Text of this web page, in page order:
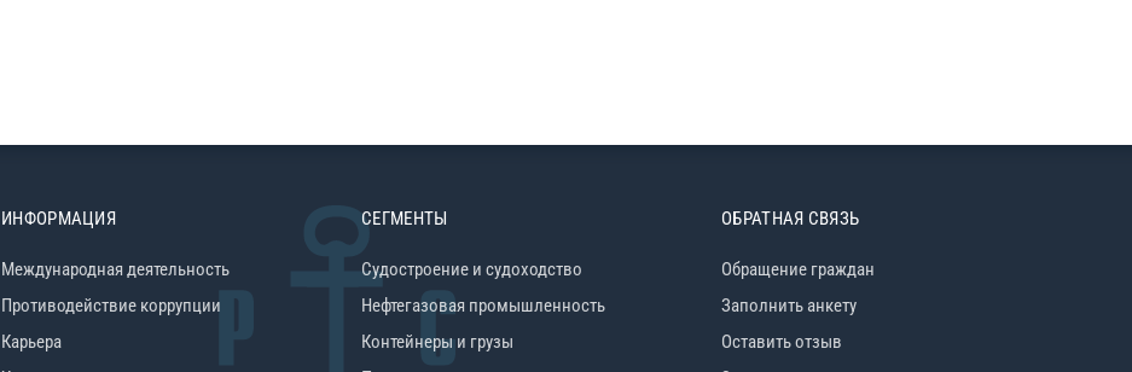
ИНФОРМАЦИЯ
Международная деятельность
Противодействие коррупции
Карьера
СЕГМЕНТЫ
Судостроение и судоходство
Нефтегазовая промышленность
Контейнеры и грузы
ОБРАТНАЯ СВЯЗЬ
Обращение граждан
Заполнить анкету
Оставить отзыв